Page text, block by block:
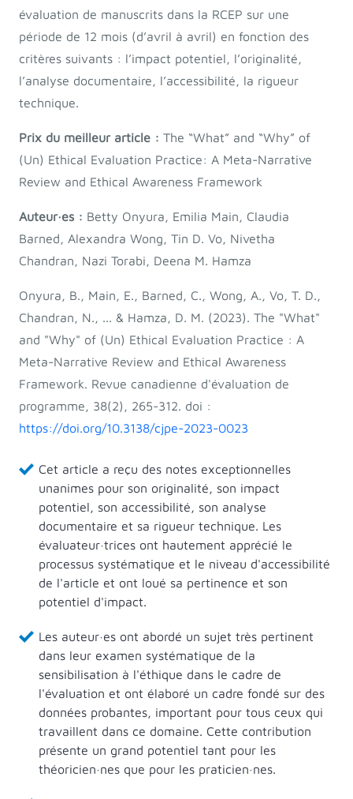
évaluation de manuscrits dans la RCEP sur une
période de 12 mois (d’avril à avril) en fonction des
critères suivants : l’impact potentiel, l’originalité,
l’analyse documentaire, l’accessibilité, la rigueur
technique.
Prix du meilleur article : The “What” and “Why” of
(Un) Ethical Evaluation Practice: A Meta-Narrative
Review and Ethical Awareness Framework
Auteur·es : Betty Onyura, Emilia Main, Claudia
Barned, Alexandra Wong, Tin D. Vo, Nivetha
Chandran, Nazi Torabi, Deena M. Hamza
Onyura, B., Main, E., Barned, C., Wong, A., Vo, T. D.,
Chandran, N., ... & Hamza, D. M. (2023). The "What"
and "Why" of (Un) Ethical Evaluation Practice : A
Meta-Narrative Review and Ethical Awareness
Framework. Revue canadienne d'évaluation de
programme, 38(2), 265-312. doi :
https://doi.org/10.3138/cjpe-2023-0023
Cet article a reçu des notes exceptionnelles
unanimes pour son originalité, son impact
potentiel, son accessibilité, son analyse
documentaire et sa rigueur technique. Les
évaluateur·trices ont hautement apprécié le
processus systématique et le niveau d'accessibilité
de l'article et ont loué sa pertinence et son
potentiel d'impact.
Les auteur·es ont abordé un sujet très pertinent
dans leur examen systématique de la
sensibilisation à l'éthique dans le cadre de
l'évaluation et ont élaboré un cadre fondé sur des
données probantes, important pour tous ceux qui
travaillent dans ce domaine. Cette contribution
présente un grand potentiel tant pour les
théoricien·nes que pour les praticien·nes.